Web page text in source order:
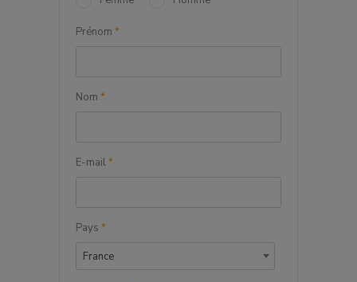
Prénom *
Nom *
E-mail*
Pays *
France